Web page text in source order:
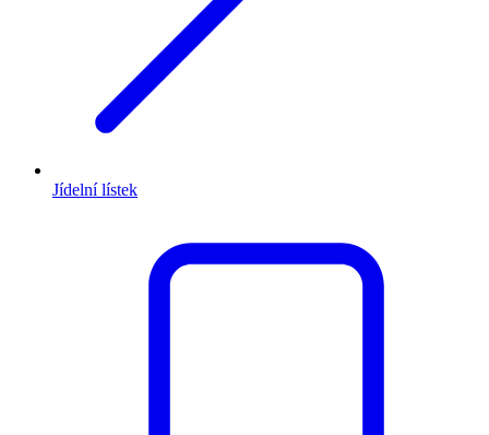
Jídelní lístek